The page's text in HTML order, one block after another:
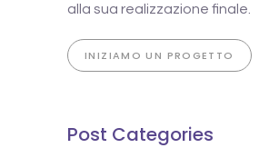
alla sua realizzazione finale.
INIZIAMO UN PROGETTO
Post Categories